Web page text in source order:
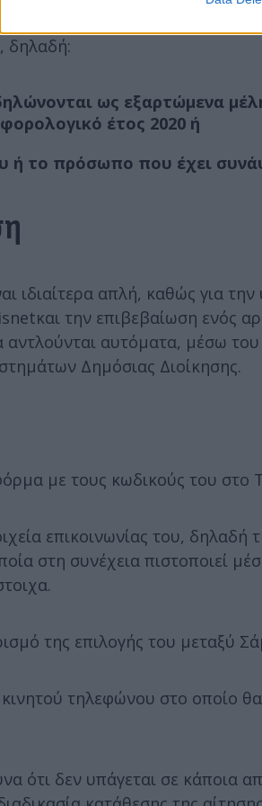
δαπανών τοπικής μεταφοράς,
δηλαδή:
ως εξαρτώμενα
έτος 2020 ή
ή το πρόσωπο που έχει
ιδιαίτερα απλή, καθώς για
την επιβεβαίωση ενός
αυτόματα, μέσω του
Δημόσιας Διοίκησης.
με τους κωδικούς του στο
επικοινωνίας του,
στη συνέχεια πιστοποιεί
της επιλογής του μεταξύ
τηλεφώνου στο οποίο
ότι δεν υπάγεται σε κάποια